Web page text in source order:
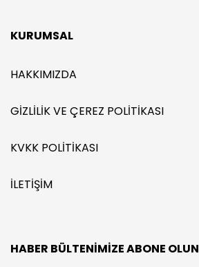
KURUMSAL
HAKKIMIZDA
GIZLILIK VE ÇEREZ POLITIKASI
KVKK POLITIKASI
İLETIŞIM
HABER BÜLTENIMIZE ABONE OLUN